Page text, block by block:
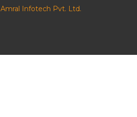
Amral Infotech Pvt. Ltd.